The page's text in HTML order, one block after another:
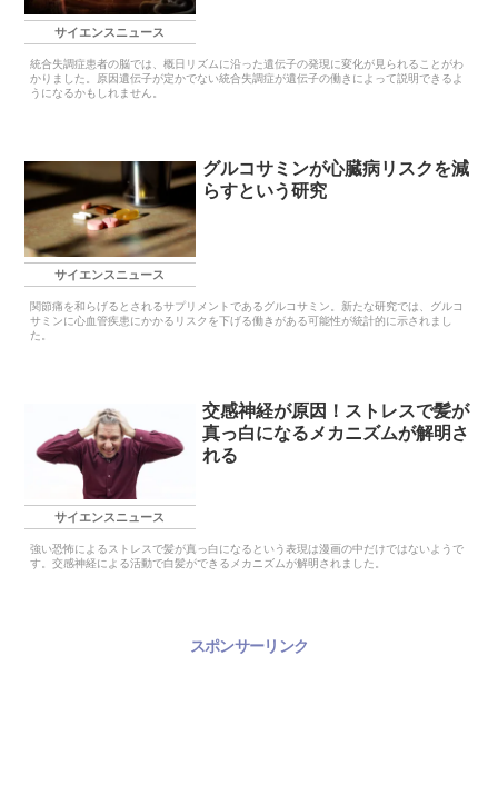
サイエンスニュース
統合失調症患者の脳では、概日リズムに沿った遺伝子の発現に変化が見られることがわ
かりました。原因遺伝子が定かでない統合失調症が遺伝子の働きによって説明できるよ
うになるかもしれません。
サイエンスニュース
グルコサミンが心臓病リスクを減
らすという研究
関節痛を和らげるとされるサプリメントであるグルコサミン。新たな研究では、グルコ
サミンに心血管疾患にかかるリスクを下げる働きがある可能性が統計的に示されまし
た。
サイエンスニュース
交感神経が原因！ストレスで髪が
真っ白になるメカニズムが解明さ
れる
強い恐怖によるストレスで髪が真っ白になるという表現は漫画の中だけではないようで
す。交感神経による活動で白髪ができるメカニズムが解明されました。
スポンサーリンク